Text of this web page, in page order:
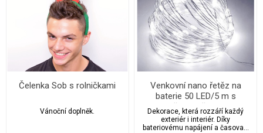
Čelenka Sob s rolničkami
Vánoční doplněk.
Venkovní nano řetěz na
baterie 50 LED/5 m s
časovačem
Dekorace, která rozzáří každý
exteriér i interiér. Díky
bateriovému napájení a časovači